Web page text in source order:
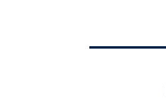
In den Warenkorb